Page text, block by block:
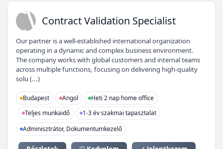
CVContract Validation Specialist
Our partner is a well-established international organization
operating in a dynamic and complex business environment.
The company works with global customers and internal teams
across multiple functions, focusing on delivering high-quality
solu (...)
Budapest Angol
Heti 2 nap home office
Teljes munkaidő
1-3 év szakmai tapasztalat
Adminisztrátor, Dokumentumkezelő